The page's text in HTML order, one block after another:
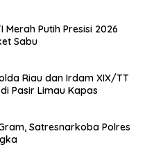
Merah Putih Presisi 2026
Sabu
Riau dan Irdam XIX/TT
Pasir Limau Kapas
Satresnarkoba Polres